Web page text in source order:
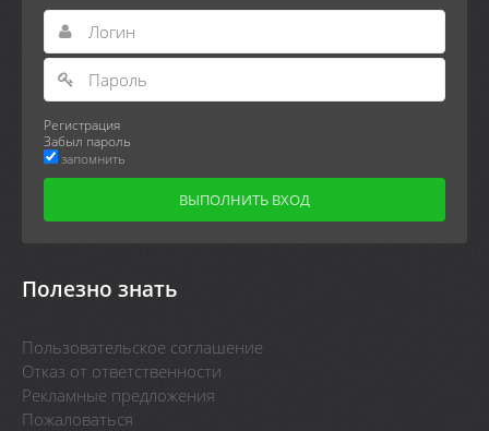
Регистрация
Забыл пароль
запомнить
Полезно знать
Пользовательское соглашение
Отказ от ответственности
Рекламные предложения
Пожаловаться